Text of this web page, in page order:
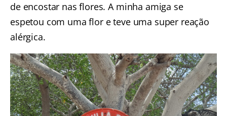
de encostar nas flores. A minha amiga se
espetou com uma flor e teve uma super reação
alérgica.